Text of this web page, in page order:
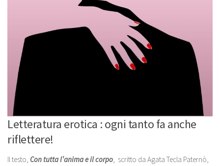
Letteratura erotica : ogni tanto fa anche
riflettere!
Il testo, Con tutta l’anima e il corpo, scritto da Agata Tecla Paternò,